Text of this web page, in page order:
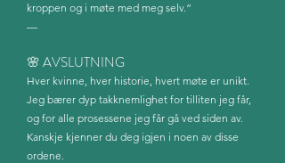
kroppen og i møte med meg selv.”
—
🌸 AVSLUTNING
Hver kvinne, hver historie, hvert møte er unikt.
Jeg bærer dyp takknemlighet for tilliten jeg får,
og for alle prosessene jeg får gå ved siden av.
Kanskje kjenner du deg igjen i noen av disse
ordene.